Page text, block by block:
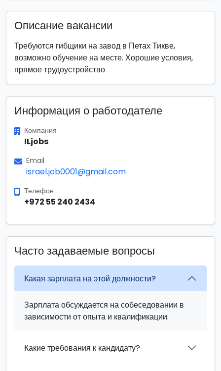
Описание вакансии
Требуются гибщики на завод в Петах Тикве,
возможно обучение на месте. Хорошие условия,
прямое трудоустройство
Информация о работодателе
Компания
ILjobs
Email
israel.job0001@gmail.com
Телефон
+972 55 240 2434
Часто задаваемые вопросы
Какая зарплата на этой должности?
Зарплата обсуждается на собеседовании в
зависимости от опыта и квалификации.
Какие требования к кандидату?